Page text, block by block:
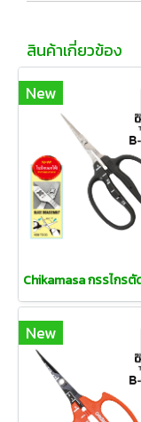
สินค้าเกี่ยวข้อง
New
New